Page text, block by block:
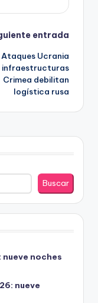
entrada
Ataques Ucrania
infraestructuras
Crimea debilitan
logística rusa
Buscar
nueve noches
nueve